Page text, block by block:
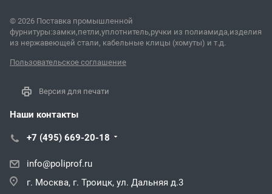
© 2026 Поставка промышленной
фурнитуры:замки,петли,уплотнитель,ручки из полиамида,изделия
из нержавеющей стали, кабельные клицы (хомуты) и т.д.
Пользовательское соглашение
Версия для печати
Наши контакты
+7 (495) 669-20-18
info@poliprof.ru
г. Москва, г. Троицк, ул. Дальняя д.3